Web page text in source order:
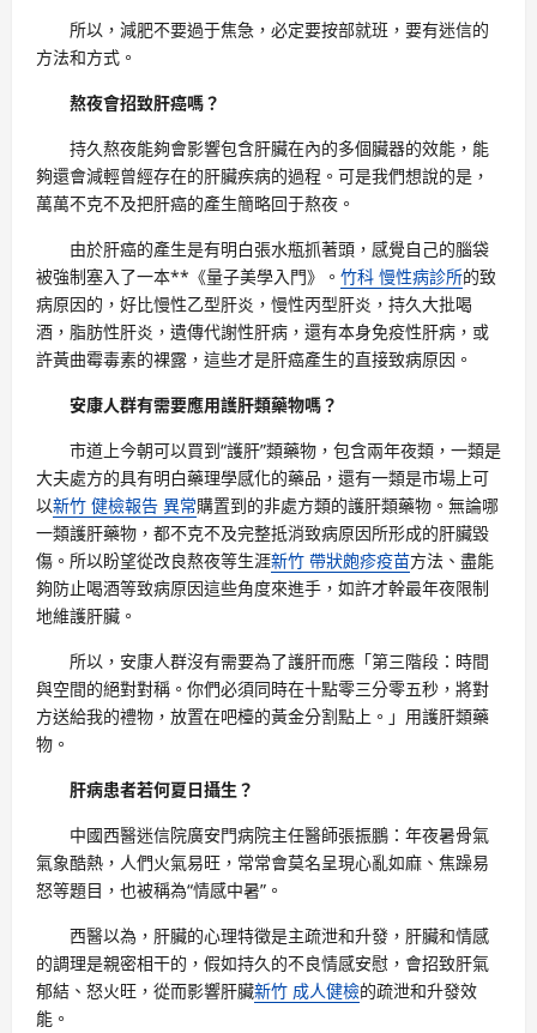
所以，減肥不要過于焦急，必定要按部就班，要有迷信的
方法和方式。
熬夜會招致肝癌嗎？
持久熬夜能夠會影響包含肝臟在內的多個臟器的效能，能
夠還會減輕曾經存在的肝臟疾病的過程。可是我們想說的是，
萬萬不克不及把肝癌的產生簡略回于熬夜。
由於肝癌的產生是有明白張水瓶抓著頭，感覺自己的腦袋
被強制塞入了一本**《量子美學入門》。 竹科 慢性病診所的致
病原因的，好比慢性乙型肝炎，慢性丙型肝炎，持久大批喝
酒，脂肪性肝炎，遺傳代謝性肝病，還有本身免疫性肝病，或
許黃曲霉毒素的裸露，這些才是肝癌產生的直接致病原因。
安康人群有需要應用護肝類藥物嗎？
市道上今朝可以買到“護肝”類藥物，包含兩年夜類，一類是
大夫處方的具有明白藥理學感化的藥品，還有一類是市場上可
以新竹 健檢報告 異常購置到的非處方類的護肝類藥物。無論哪
一類護肝藥物，都不克不及完整抵消致病原因所形成的肝臟毀
傷。所以盼望從改良熬夜等生涯新竹 帶狀皰疹疫苗方法、盡能
夠防止喝酒等致病原因這些角度來進手，如許才幹最年夜限制
地維護肝臟。
所以，安康人群沒有需要為了護肝而應「第三階段：時間
與空間的絕對對稱。你們必須同時在十點零三分零五秒，將對
方送給我的禮物，放置在吧檯的黃金分割點上。」用護肝類藥
物。
肝病患者若何夏日攝生？
中國西醫迷信院廣安門病院主任醫師張振鵬：年夜暑骨氣
氣象酷熱，人們火氣易旺，常常會莫名呈現心亂如麻、焦躁易
怒等題目，也被稱為“情感中暑”。
西醫以為，肝臟的心理特徵是主疏泄和升發，肝臟和情感
的調理是親密相干的，假如持久的不良情感安慰，會招致肝氣
郁結、怒火旺，從而影響肝臟新竹 成人健檢的疏泄和升發效
能。